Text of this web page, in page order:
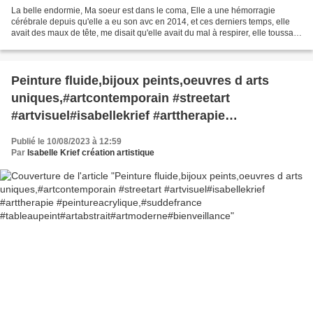
La belle endormie, Ma soeur est dans le coma, Elle a une hémorragie
cérébrale depuis qu'elle a eu son avc en 2014, et ces derniers temps, elle
avait des maux de tête, me disait qu'elle avait du mal à respirer, elle toussait
Peinture fluide,bijoux peints,oeuvres d arts
uniques,#artcontemporain #streetart
#artvisuel#isabellekrief #arttherapie
#peintureacrylique,#suddefrance
#tableaupeint#artabstrait#artmoderne#bienveilla
Publié le 10/08/2023 à 12:59
Par Isabelle Krief création artistique